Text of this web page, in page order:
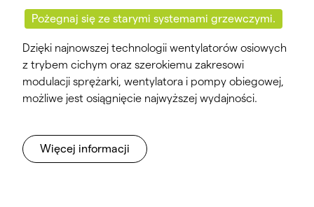
Pożegnaj się ze starymi systemami grzewczymi.
Dzięki najnowszej technologii wentylatorów osiowych
z trybem cichym oraz szerokiemu zakresowi
modulacji sprężarki, wentylatora i pompy obiegowej,
możliwe jest osiągnięcie najwyższej wydajności.
Więcej informacji